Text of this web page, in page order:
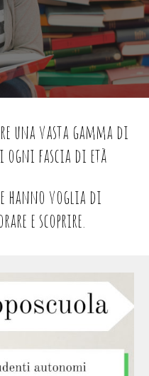
una vasta gamma di
fascia di età
hanno voglia di
e scoprire.